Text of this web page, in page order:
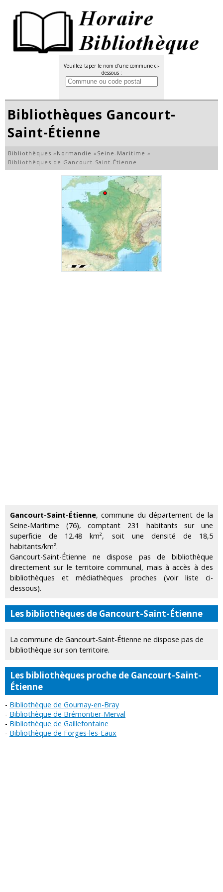
Veuillez taper le nom d'une commune ci-
dessous :
Bibliothèques Gancourt-
Saint-Étienne
Bibliothèques » Normandie » Seine-Maritime »
Bibliothèques de Gancourt-Saint-Étienne
Gancourt-Saint-Étienne, commune du département de la
Seine-Maritime (76), comptant 231 habitants sur une
superficie de 12.48 km², soit une densité de 18,5
habitants/km².
Gancourt-Saint-Étienne ne dispose pas de bibliothèque
directement sur le territoire communal, mais à accès à des
bibliothèques et médiathèques proches (voir liste ci-
dessous).
Les bibliothèques de Gancourt-Saint-Étienne
La commune de Gancourt-Saint-Étienne ne dispose pas de
bibliothèque sur son territoire.
Les bibliothèques proche de Gancourt-Saint-
Étienne
Bibliothèque de Gournay-en-Bray
Bibliothèque de Brémontier-Merval
Bibliothèque de Gaillefontaine
Bibliothèque de Forges-les-Eaux